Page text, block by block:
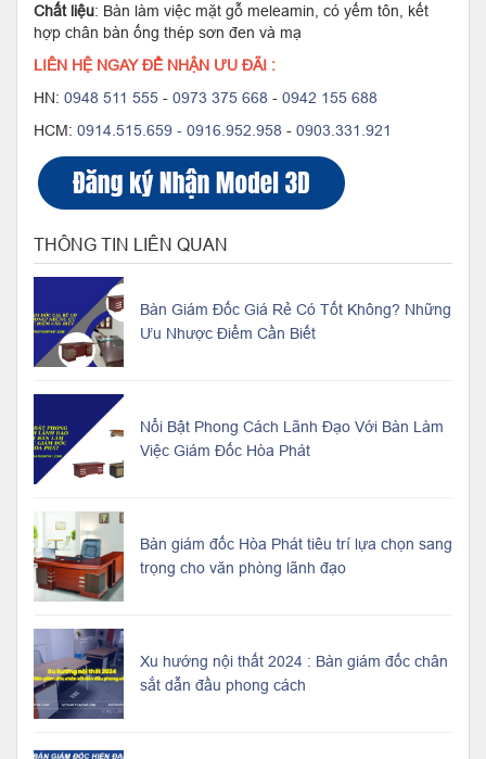
Chất liệu: Bàn làm việc mặt gỗ meleamin, có yếm tôn, kết
hợp chân bàn ống thép sơn đen và mạ
LIÊN HỆ NGAY ĐỂ NHẬN ƯU ĐÃI :
HN: 0948 511 555 - 0973 375 668 - 0942 155 688
HCM: 0914.515.659 - 0916.952.958 - 0903.331.921
THÔNG TIN LIÊN QUAN
Bàn Giám Đốc Giá Rẻ Có Tốt Không? Những
Ưu Nhược Điểm Cần Biết
Nổi Bật Phong Cách Lãnh Đạo Với Bàn Làm
Việc Giám Đốc Hòa Phát
Bàn giám đốc Hòa Phát tiêu trí lựa chọn sang
trọng cho văn phòng lãnh đạo
Xu hướng nội thất 2024 : Bàn giám đốc chân
sắt dẫn đầu phong cách